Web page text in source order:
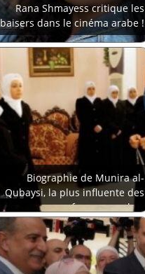
Rana Shmayess critique les
baisers dans le cinéma arabe !
Biographie de Munira al-
Qubaysi, la plus influente des
femmes arabes